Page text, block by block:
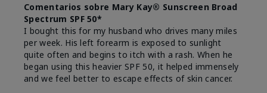
Comentarios sobre Mary Kay® Sunscreen Broad
Spectrum SPF 50*
I bought this for my husband who drives many miles
per week. His left forearm is exposed to sunlight
quite often and begins to itch with a rash. When he
began using this heavier SPF 50, it helped immensely
and we feel better to escape effects of skin cancer.